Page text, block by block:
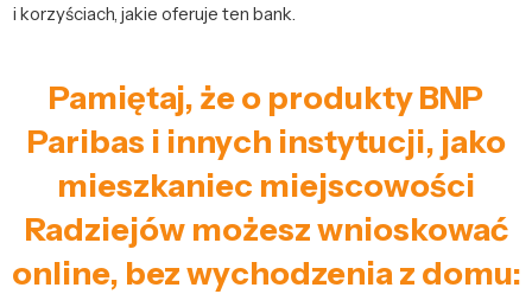
i korzyściach, jakie oferuje ten bank.
Pamiętaj, że o produkty BNP
Paribas i innych instytucji, jako
mieszkaniec miejscowości
Radziejów możesz wnioskować
online, bez wychodzenia z domu: